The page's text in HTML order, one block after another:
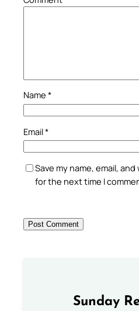
Name *
Email*
Save my name, email,
for the next time I
Sunday